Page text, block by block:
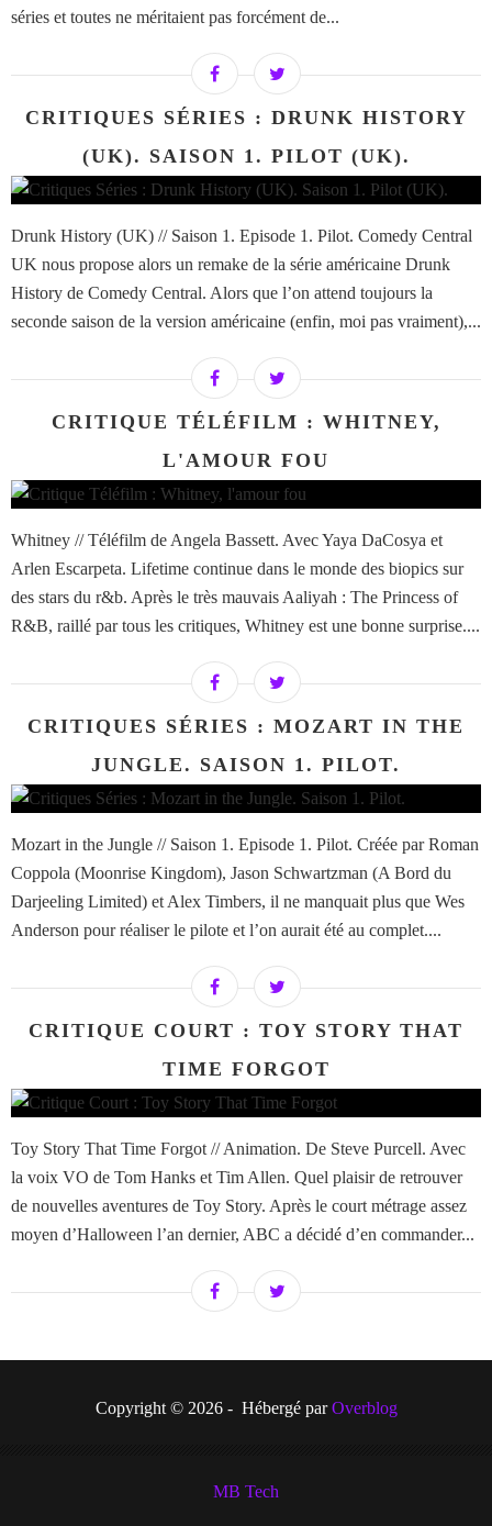
séries et toutes ne méritaient pas forcément de...
CRITIQUES SÉRIES : DRUNK HISTORY
(UK). SAISON 1. PILOT (UK).
Drunk History (UK) // Saison 1. Episode 1. Pilot. Comedy Central
UK nous propose alors un remake de la série américaine Drunk
History de Comedy Central. Alors que l’on attend toujours la
seconde saison de la version américaine (enfin, moi pas vraiment),...
CRITIQUE TÉLÉFILM : WHITNEY,
L'AMOUR FOU
Whitney // Téléfilm de Angela Bassett. Avec Yaya DaCosya et
Arlen Escarpeta. Lifetime continue dans le monde des biopics sur
des stars du r&b. Après le très mauvais Aaliyah : The Princess of
R&B, raillé par tous les critiques, Whitney est une bonne surprise....
CRITIQUES SÉRIES : MOZART IN THE
JUNGLE. SAISON 1. PILOT.
Mozart in the Jungle // Saison 1. Episode 1. Pilot. Créée par Roman
Coppola (Moonrise Kingdom), Jason Schwartzman (A Bord du
Darjeeling Limited) et Alex Timbers, il ne manquait plus que Wes
Anderson pour réaliser le pilote et l’on aurait été au complet....
CRITIQUE COURT : TOY STORY THAT
TIME FORGOT
Toy Story That Time Forgot // Animation. De Steve Purcell. Avec
la voix VO de Tom Hanks et Tim Allen. Quel plaisir de retrouver
de nouvelles aventures de Toy Story. Après le court métrage assez
moyen d’Halloween l’an dernier, ABC a décidé d’en commander...
Copyright © 2026 - Hébergé parOverblog
MB Tech